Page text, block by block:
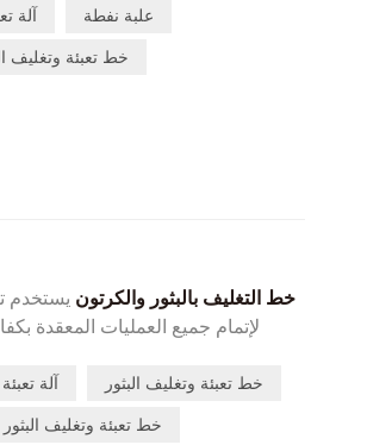
من العمليات اللاحقة، مثل التبخير، والختم، ووضع العلامات، والترميز.
آلة
علبة نفطة
خط تعبئة وتغليف
خط التغليف بالبثور والكرتون يستخدم
لإتمام جميع العمليات المعقدة
آلة
خط تعبئة وتغليف البثور
خط تعبئة وتغليف البثور